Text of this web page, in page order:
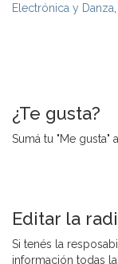
Electrónica y Danza
¿Te gusta?
Sumá tu "Me gusta"
Editar la
Si tenés la
información todas